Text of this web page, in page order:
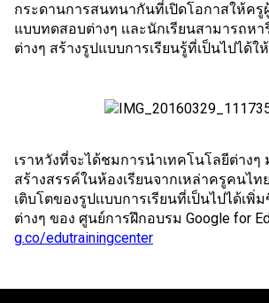
กระดานการสนทนากันที่เปิดโอกาสให้ครู
แบบทดสอบต่างๆ เเละนักเรียนสามารถห
ต่างๆ สร้างรูปแบบการเรียนรู้ที่เป็นไปได้ใ
เราหวังที่จะได้ชมการนำเทคโนโลยีต่างๆ
สร้างสรรค์ในห้องเรียนจากเหล่าครูคนไท
เติบโตของรูปเเบบการเรียนที่เป็นไปได้เ
ต่างๆ ของ ศูนย์การฝึกอบรม Google for
g.co/edutrainingcenter